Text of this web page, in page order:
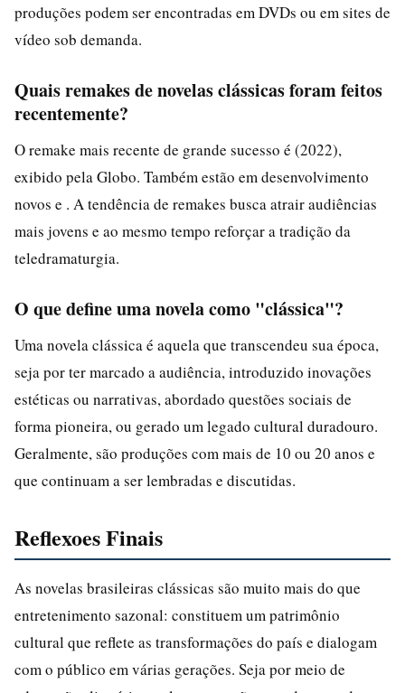
produções podem ser encontradas em DVDs ou em sites de
vídeo sob demanda.
Quais remakes de novelas clássicas foram feitos
recentemente?
O remake mais recente de grande sucesso é (2022),
exibido pela Globo. Também estão em desenvolvimento
novos e . A tendência de remakes busca atrair audiências
mais jovens e ao mesmo tempo reforçar a tradição da
teledramaturgia.
O que define uma novela como "clássica"?
Uma novela clássica é aquela que transcendeu sua época,
seja por ter marcado a audiência, introduzido inovações
estéticas ou narrativas, abordado questões sociais de
forma pioneira, ou gerado um legado cultural duradouro.
Geralmente, são produções com mais de 10 ou 20 anos e
que continuam a ser lembradas e discutidas.
Reflexoes Finais
As novelas brasileiras clássicas são muito mais do que
entretenimento sazonal: constituem um patrimônio
cultural que reflete as transformações do país e dialogam
com o público em várias gerações. Seja por meio de